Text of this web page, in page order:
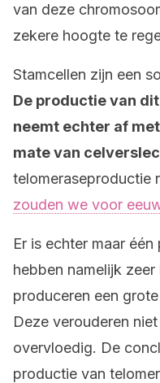
van deze
zekere hoogte te
Stamcellen zijn een
De productie van
neemt echter af
mate van
telomeraseproductie
zouden we voor
Er is echter maar
hebben namelijk
produceren een
Deze verouderen
overvloedig. De
productie van